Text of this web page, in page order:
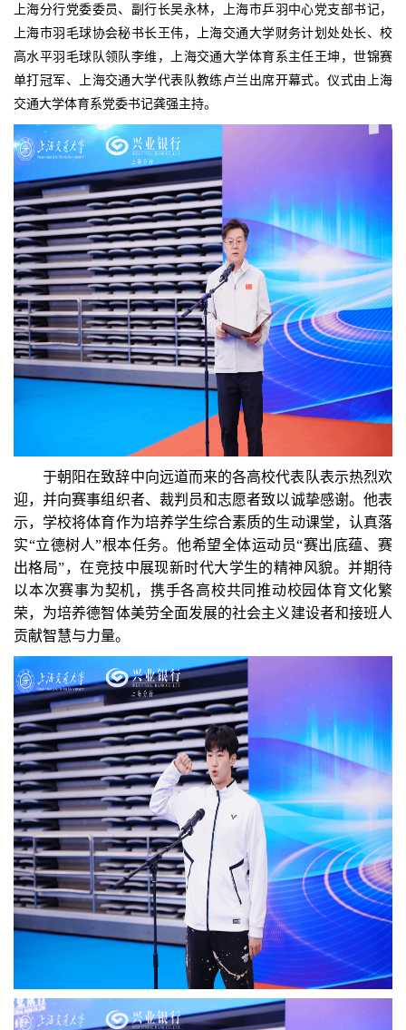
上海分行党委委员、副行长吴永林，上海市乒羽中心党支部书记，
上海市羽毛球协会秘书长王伟，上海交通大学财务计划处处长、校
高水平羽毛球队领队李维，上海交通大学体育系主任王坤，世锦赛
单打冠军、上海交通大学代表队教练卢兰出席开幕式。仪式由上海
交通大学体育系党委书记龚强主持。
于朝阳在致辞中向远道而来的各高校代表队表示热烈欢
迎，并向赛事组织者、裁判员和志愿者致以诚挚感谢。他表
示，学校将体育作为培养学生综合素质的生动课堂，认真落
实“立德树人”根本任务。他希望全体运动员“赛出底蕴、赛
出格局”，在竞技中展现新时代大学生的精神风貌。并期待
以本次赛事为契机，携手各高校共同推动校园体育文化繁
荣，为培养德智体美劳全面发展的社会主义建设者和接班人
贡献智慧与力量。